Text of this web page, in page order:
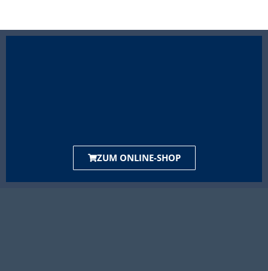
ZUM ONLINE-SHOP